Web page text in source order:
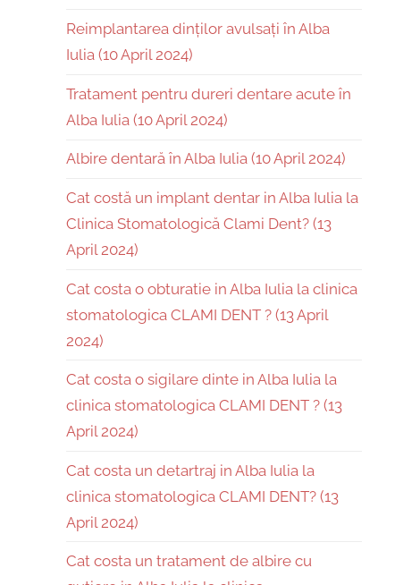
Reimplantarea dinților avulsați în Alba
Iulia (10 April 2024)
Tratament pentru dureri dentare acute în
Alba Iulia (10 April 2024)
Albire dentară în Alba Iulia (10 April 2024)
Cat costă un implant dentar in Alba Iulia la
Clinica Stomatologică Clami Dent? (13
April 2024)
Cat costa o obturatie in Alba Iulia la clinica
stomatologica CLAMI DENT ? (13 April
2024)
Cat costa o sigilare dinte in Alba Iulia la
clinica stomatologica CLAMI DENT ? (13
April 2024)
Cat costa un detartraj in Alba Iulia la
clinica stomatologica CLAMI DENT? (13
April 2024)
Cat costa un tratament de albire cu